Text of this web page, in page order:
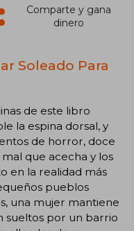
Comparte y gana
dinero
Soleado Para
de este libro
la espina dorsal, y
de horror, doce
que acecha y los
en la realidad más
pueblos
una mujer mantiene
sueltos por un barrio